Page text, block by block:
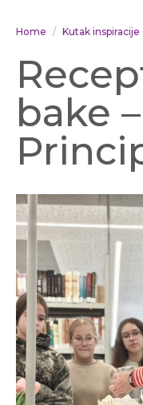
Home Kutak inspiracije
bake –